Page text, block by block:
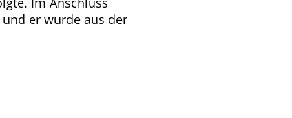
er wurde aus der